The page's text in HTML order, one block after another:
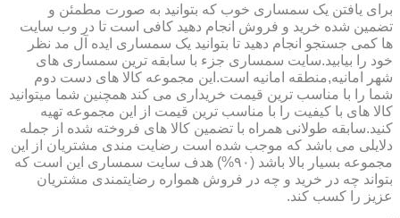
برای یافتن یک سمساری خوب که بتوانید به صورت مطمئن و
تضمین شده خرید و فروش انجام دهید کافی است تا در وب سایت
ها کمی جستجو انجام دهید تا بتوانید یک سمساری ایده آل مد نظر
خود را بیابید.سایت سمساری جزء با سابقه ترین سمساری های
شهر امانیه,منطقه امانیه است.این مجموعه کالا های دست دوم
شما را با مناسب ترین قیمت خریداری می کند همچنین شما میتوانید
کالا های با کیفیت را با مناسب ترین قیمت از این مجموعه تهیه
کنید.سابقه طولانی همراه با تضمین کالا های فروخته شده از جمله
دلایلی می باشد که موجب شده است رضایت مندی مشتریان از این
مجموعه بسیار بالا باشد (۹۰%) هدف سایت سمساری این است که
بتواند چه در خرید و چه در فروش همواره رضایتمندی مشتریان
عزیز را کسب کند.